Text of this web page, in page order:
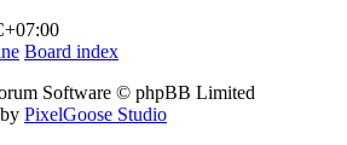
Board index
Software © phpBB Limited
PixelGoose Studio